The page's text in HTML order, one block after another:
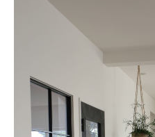
daily mukuri
カテゴリー一覧